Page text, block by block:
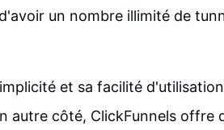
un nombre illimité de
et sa facilité
autre côté, ClickFunnels offre